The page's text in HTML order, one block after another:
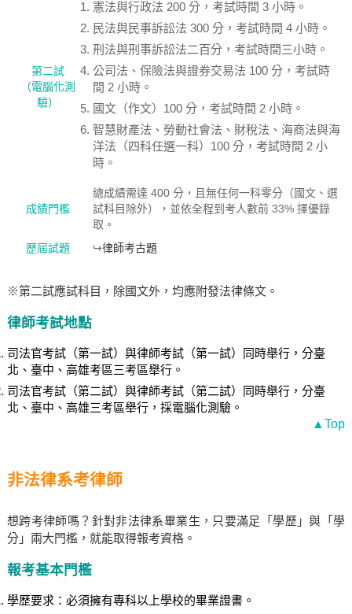
第二試
（電腦化測
驗）
憲法與行政法 200 分，考試時間 3 小時。
民法與民事訴訟法 300 分，考試時間 4 小時。
刑法與刑事訴訟法二百分，考試時間三小時。
公司法、保險法與證券交易法 100 分，考試時
間 2 小時。
國文（作文）100 分，考試時間 2 小時。
智慧財產法、勞動社會法、財稅法、海商法與海
洋法（四科任選一科）100 分，考試時間 2 小
時。
成績門檻
總成績需達 400 分，且無任何一科零分（國文、選
試科目除外），並依全程到考人數前 33% 擇優錄
取。
歷屆試題
↪律師考古題
※第二試應試科目，除國文外，均應附發法律條文。
律師考試地點
司法官考試（第一試）與律師考試（第一試）同時舉行，分臺
北、臺中、高雄考區三考區舉行。
司法官考試（第二試）與律師考試（第二試）同時舉行，分臺
北、臺中、高雄三考區舉行，採電腦化測驗。
▲Top
非法律系考律師
想跨考律師嗎？針對非法律系畢業生，只要滿足「學歷」與「學
分」兩大門檻，就能取得報考資格。
報考基本門檻
學歷要求：必須擁有專科以上學校的畢業證書。